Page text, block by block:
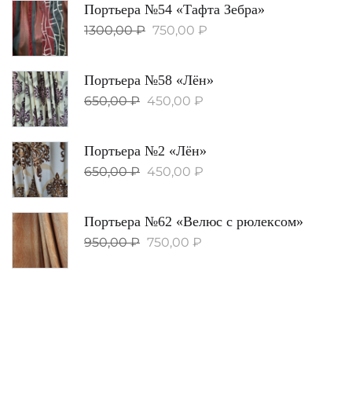
Портьера №54 «Тафта Зебра»
1300,00₽ 750,00 ₽
Портьера №58 «Лён»
650,00₽ 450,00 ₽
Портьера №2 «Лён»
650,00₽ 450,00 ₽
Портьера №62 «Велюс с рюлексом»
950,00₽ 750,00 ₽